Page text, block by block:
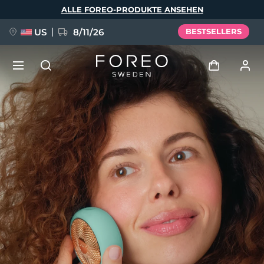
ALLE FOREO-PRODUKTE ANSEHEN
US 8/11/26 BESTSELLERS
Anmelden
Benutzerkonto
Meine Geräte
Meine Bestellungen
Meine Adressen
Meine Abonnements
NEU
FAQ™ Pure Beauty-Tech Elixir
BREAKING NEWS
issa™ Teeth Whitening Set
Sprache
English Deutsch
Español
Français
Italiano
Português
Polski
Svenska
Русский
Türkçe
简体中文 繁體中文